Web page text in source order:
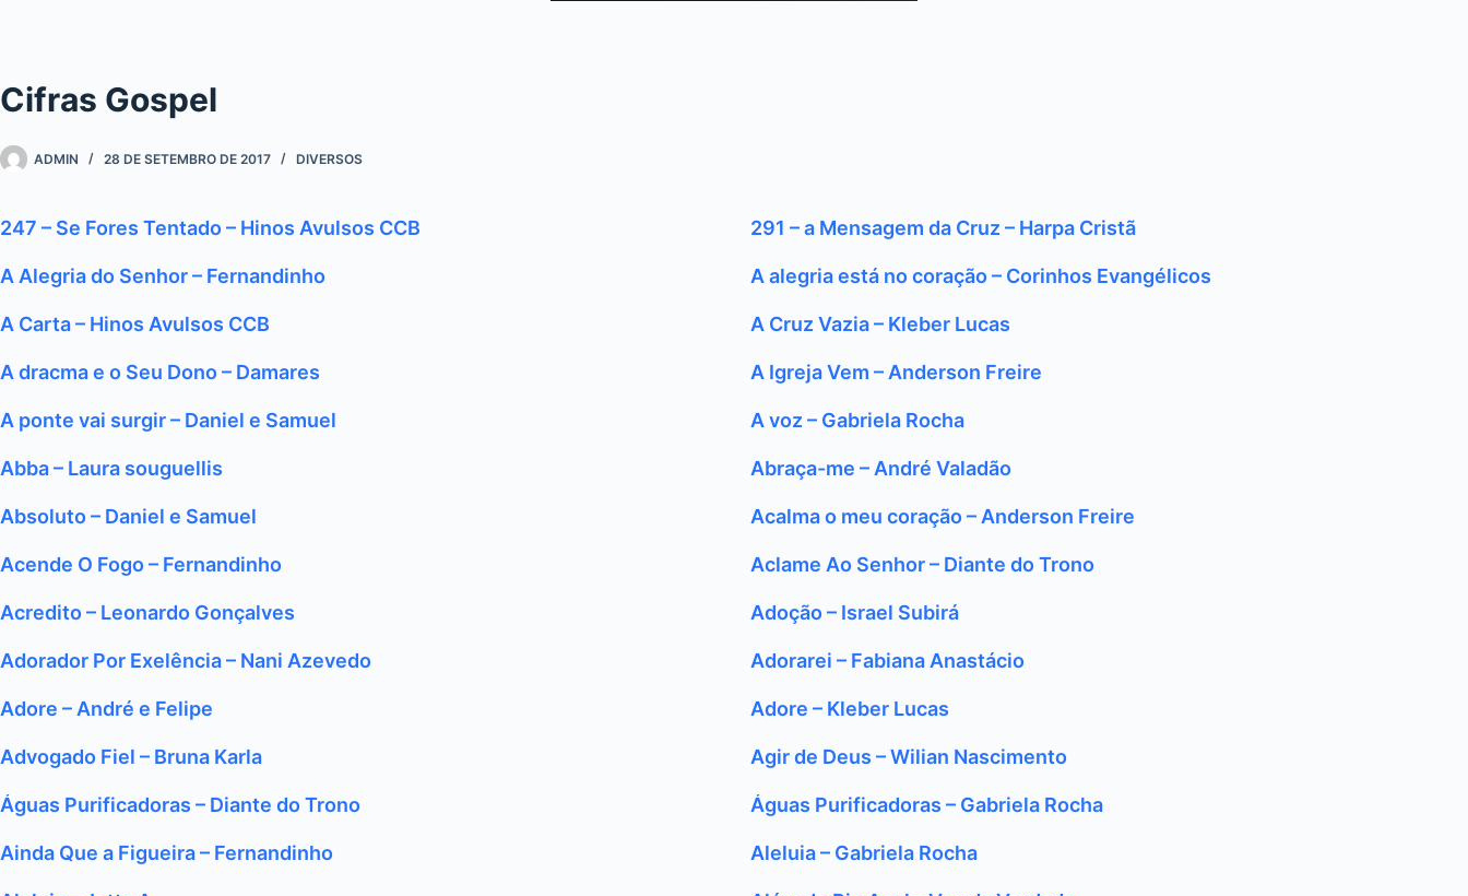
Cifras Gospel
ADMIN 28 DE SETEMBRO DE 2017 DIVERSOS
247 – Se Fores Tentado – Hinos Avulsos CCB 291 – a Mensagem da Cruz – Harpa Cristã
A Alegria do Senhor – Fernandinho A alegria está no coração – Corinhos Evangélicos
A Carta – Hinos Avulsos CCB A Cruz Vazia – Kleber Lucas
A dracma e o Seu Dono – Damares A Igreja Vem – Anderson Freire
A ponte vai surgir – Daniel e Samuel A voz – Gabriela Rocha
Abba – Laura souguellis Abraça-me – André Valadão
Absoluto – Daniel e Samuel Acalma o meu coração – Anderson Freire
Acende O Fogo – Fernandinho Aclame Ao Senhor – Diante do Trono
Acredito – Leonardo Gonçalves Adoção – Israel Subirá
Adorador Por Exelência – Nani Azevedo Adorarei – Fabiana Anastácio
Adore – André e Felipe Adore – Kleber Lucas
Advogado Fiel – Bruna Karla Agir de Deus – Wilian Nascimento
Águas Purificadoras – Diante do Trono Águas Purificadoras – Gabriela Rocha
Ainda Que a Figueira – Fernandinho Aleluia – Gabriela Rocha